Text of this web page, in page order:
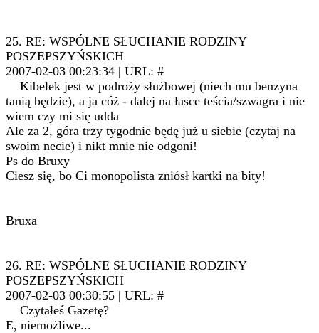
25. RE: WSPÓLNE SŁUCHANIE RODZINY
POSZEPSZYŃSKICH
2007-02-03 00:23:34 | URL: #
Kibelek jest w podroży służbowej (niech mu benzyna
tanią będzie), a ja cóż - dalej na łasce teścia/szwagra i nie
wiem czy mi się udda
Ale za 2, góra trzy tygodnie będę już u siebie (czytaj na
swoim necie) i nikt mnie nie odgoni!
Ps do Bruxy
Ciesz się, bo Ci monopolista zniósł kartki na bity!
Bruxa
26. RE: WSPÓLNE SŁUCHANIE RODZINY
POSZEPSZYŃSKICH
2007-02-03 00:30:55 | URL: #
Czytałeś Gazetę?
E, niemożliwe...